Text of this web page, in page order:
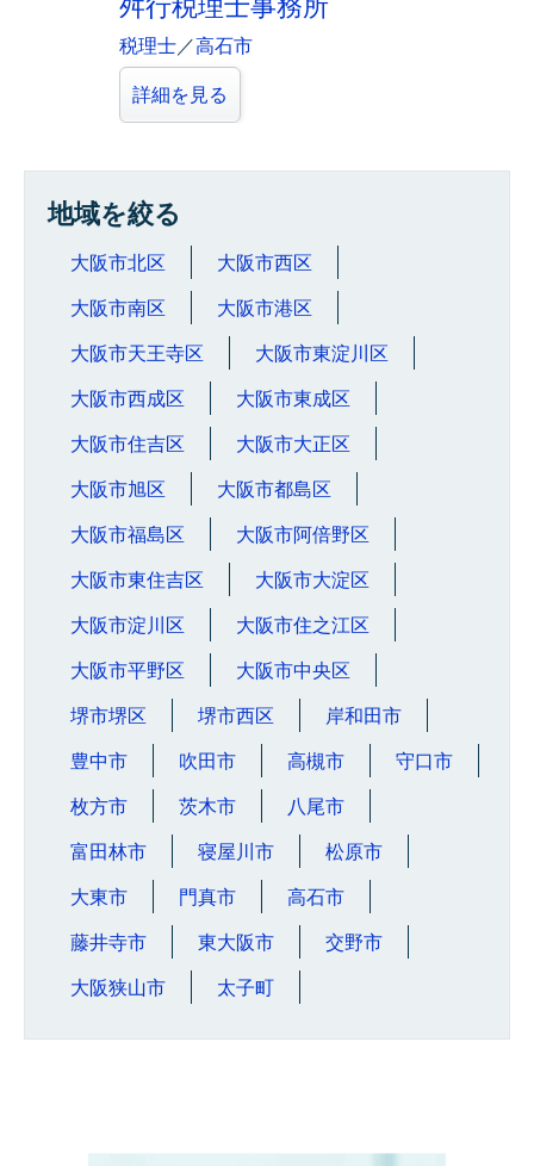
舛行税理士事務所
税理士／高石市
詳細を見る
地域を絞る
大阪市北区 大阪市西区
大阪市南区 大阪市港区
大阪市天王寺区 大阪市東淀川区
大阪市西成区 大阪市東成区
大阪市住吉区 大阪市大正区
大阪市旭区 大阪市都島区
大阪市福島区 大阪市阿倍野区
大阪市東住吉区 大阪市大淀区
大阪市淀川区 大阪市住之江区
大阪市平野区 大阪市中央区
堺市堺区 堺市西区 岸和田市
豊中市 吹田市 高槻市 守口市
枚方市 茨木市 八尾市
富田林市 寝屋川市 松原市
大東市 門真市 高石市
藤井寺市 東大阪市 交野市
大阪狭山市 太子町